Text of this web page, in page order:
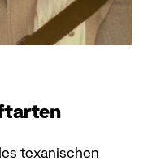
texanischen